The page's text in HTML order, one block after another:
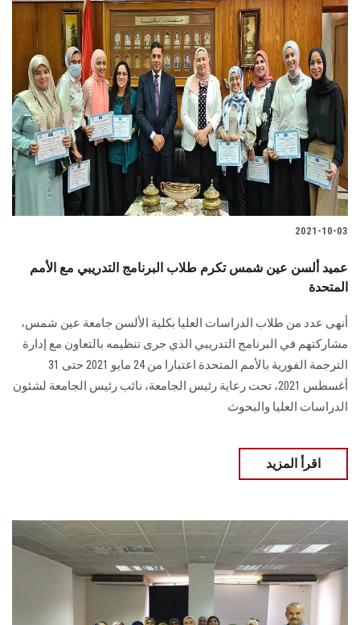
2021-10-03
عميد ألسن عين شمس تكرم طلاب البرنامج التدريبي مع الأمم
المتحدة
أنهى عدد من طلاب الدراسات العليا بكلية الألسن جامعة عين شمس،
مشاركتهم في البرنامج التدريبي الذي جرى تنظيمه بالتعاون مع إدارة
الترجمة الفورية بالأمم المتحدة اعتبارا من 24 مايو 2021 حتى 31
أغسطس 2021، تحت رعاية رئيس الجامعة، نائب رئيس الجامعة لشئون
الدراسات العليا والبحوث
اقرأ المزيد